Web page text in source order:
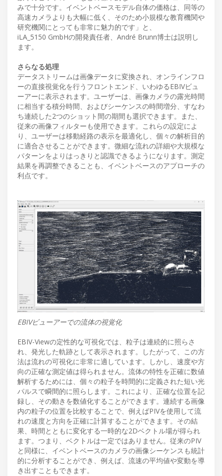
みで十分です。イベントベースモデル自体の価格は、同等の
高速カメラよりも大幅に低く、そのため小規模な教育機関や
研究機関にとっても非常に魅力的です」と、
iLA_5150 GmbHの開発責任者、André Brunn博士は説明し
ます。
さらなる処理
データストリームは画像データに変換され、オンラインフロ
ーの直接視覚化を行うフロントエンド、いわゆるEBIVビュ
ーアーに表示されます。ユーザーは、画像カメラの露光時間
に相当する積分時間、およびシーケンスの時間増分、すなわ
ち連続した2つのショット間の期間も選択できます。また、
従来の画像フィルターも使用できます。これらの設定によ
り、ユーザーは移動経路の表示を最適化し、個々の解析目的
に適合させることができます。微細な流れの詳細や大規模な
パターンをよりはっきりと認識できるようになります。測定
結果を再調整できることも、イベントベースのアプローチの
利点です。
EBIVビューアーでの流体の視覚化
EBIV-Viewの定性的な可視化では、粒子は連続的に照らさ
れ、発光した軌跡として表示されます。したがって、この方
法は流れの可視化に非常に適しています。しかし、速度や方
向の正確な測定値は得られません。流体の特性を正確に数値
解析するためには、個々の粒子を時間的に定義された短い光
パルスで瞬間的に照らします。これにより、正確な位置を記
録し、その動きを数値化することができます。連続する画像
内の粒子の位置を比較することで、例えばPIVを使用して流
れの速度と方向を正確に計算することができます。その結
果、時間とともに変化する一時的な2Dベクトル場が得られ
ます。つまり、ベクトルは一定ではありません。従来のPIV
と同様に、イベントベースのカメラの画像シーケンスも統計
的に分析することができ、例えば、流速の平均値や変動を導
き出すこともできます。